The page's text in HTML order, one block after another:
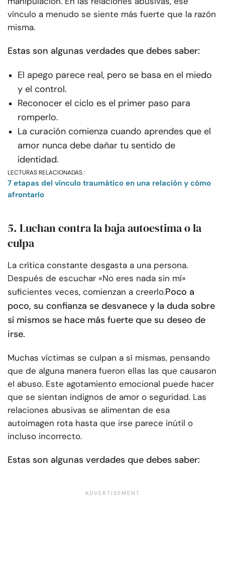
vínculo a menudo se siente más fuerte que la razón
misma.
Estas son algunas verdades que debes saber:
El apego parece real, pero se basa en el miedo
y el control.
Reconocer el ciclo es el primer paso para
romperlo.
La curación comienza cuando aprendes que el
amor nunca debe dañar tu sentido de
identidad.
LECTURAS RELACIONADAS :
7 etapas del vínculo traumático en una relación y cómo
afrontarlo
5. Luchan contra la baja autoestima o la
culpa
La crítica constante desgasta a una persona.
Después de escuchar «No eres nada sin mí»
suficientes veces, comienzan a creerlo.Poco a
poco, su confianza se desvanece y la duda sobre
sí mismos se hace más fuerte que su deseo de
irse.
Muchas víctimas se culpan a sí mismas, pensando
que de alguna manera fueron ellas las que causaron
el abuso. Este agotamiento emocional puede hacer
que se sientan indignos de amor o seguridad. Las
relaciones abusivas se alimentan de esa
autoimagen rota hasta que irse parece inútil o
incluso incorrecto.
Estas son algunas verdades que debes saber: